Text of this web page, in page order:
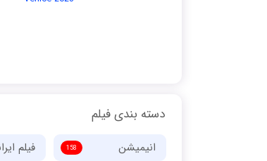
دسته بندی فیلم
انیمیشن 158 فیلم